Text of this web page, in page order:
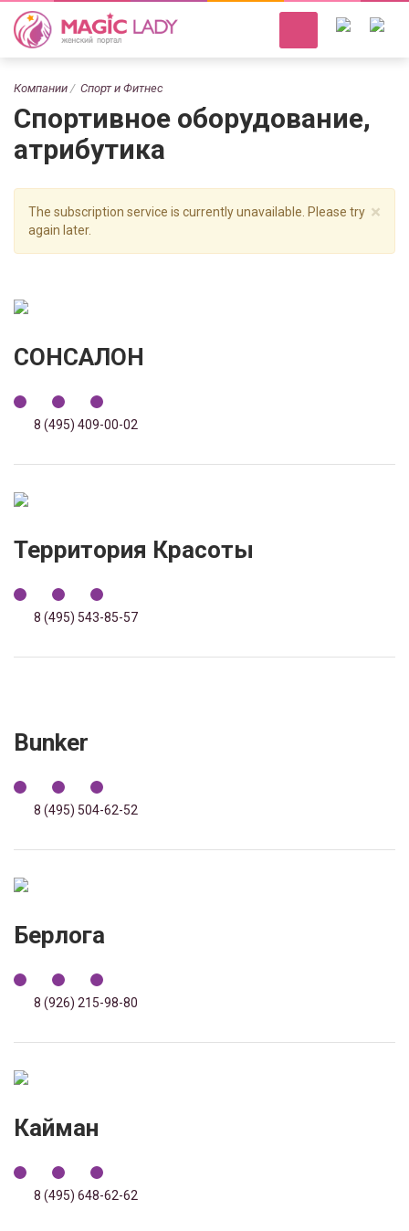
Компании Спорт и Фитнес
Спортивное оборудование,
атрибутика
×
The subscription service is currently unavailable. Please try
again later.
СОНСАЛОН
8 (495) 409-00-02
Территория Красоты
8 (495) 543-85-57
Bunker
8 (495) 504-62-52
Берлога
8 (926) 215-98-80
Кайман
8 (495) 648-62-62